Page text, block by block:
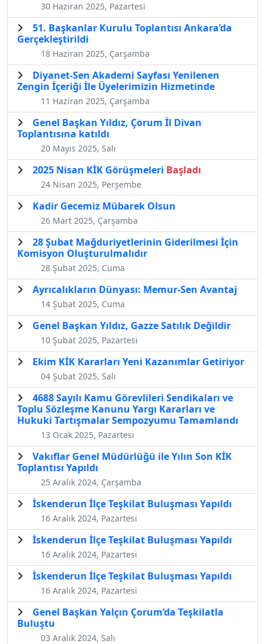
30 Haziran 2025, Pazartesi
51. Başkanlar Kurulu Toplantısı Ankara’da
Gerçekleştirildi
18 Haziran 2025, Çarşamba
Diyanet-Sen Akademi Sayfası Yenilenen
Zengin İçeriği İle Üyelerimizin Hizmetinde
11 Haziran 2025, Çarşamba
Genel Başkan Yıldız, Çorum İl Divan
Toplantısına katıldı
20 Mayıs 2025, Salı
2025 Nisan KİK Görüşmeleri Başladı
24 Nisan 2025, Perşembe
Kadir Gecemiz Mübarek Olsun
26 Mart 2025, Çarşamba
28 Şubat Mağduriyetlerinin Giderilmesi İçin
Komisyon Oluşturulmalıdır
28 Şubat 2025, Cuma
Ayrıcalıkların Dünyası: Memur-Sen Avantaj
14 Şubat 2025, Cuma
Genel Başkan Yıldız, Gazze Satılık Değildir
10 Şubat 2025, Pazartesi
Ekim KİK Kararları Yeni Kazanımlar Getiriyor
04 Şubat 2025, Salı
4688 Sayılı Kamu Görevlileri Sendikaları ve
Toplu Sözleşme Kanunu Yargı Kararları ve
Hukuki Tartışmalar Sempozyumu Tamamlandı
13 Ocak 2025, Pazartesi
Vakıflar Genel Müdürlüğü ile Yılın Son KİK
Toplantısı Yapıldı
25 Aralık 2024, Çarşamba
İskenderun İlçe Teşkilat Buluşması Yapıldı
16 Aralık 2024, Pazartesi
İskenderun İlçe Teşkilat Buluşması Yapıldı
16 Aralık 2024, Pazartesi
İskenderun İlçe Teşkilat Buluşması Yapıldı
16 Aralık 2024, Pazartesi
Genel Başkan Yalçın Çorum’da Teşkilatla
Buluştu
03 Aralık 2024, Salı